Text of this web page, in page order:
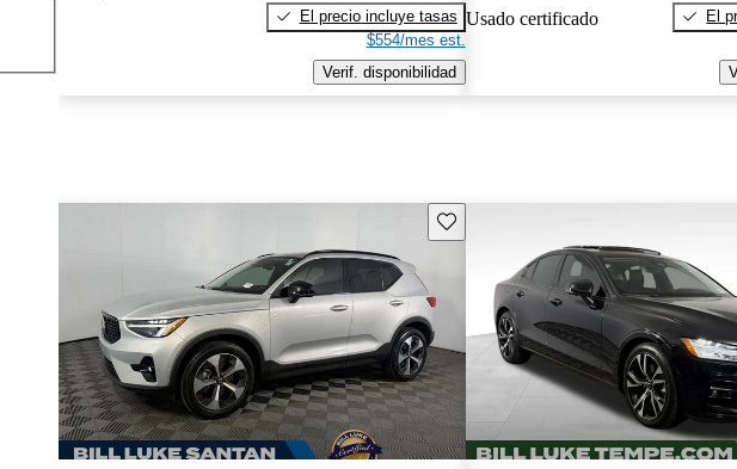
El precio incluye tasas
$554/mes est.
Verif. disponibilidad
Usado certificado
El
Guarda este Aviso